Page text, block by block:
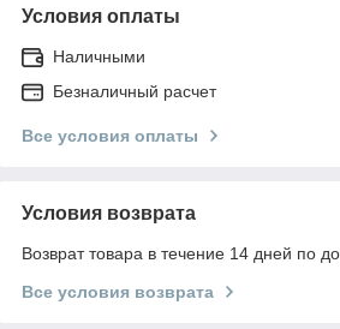
Условия оплаты
Наличными
Безналичный расчет
Все условия оплаты
Условия возврата
Возврат товара в течение 14 дней по
Все условия возврата